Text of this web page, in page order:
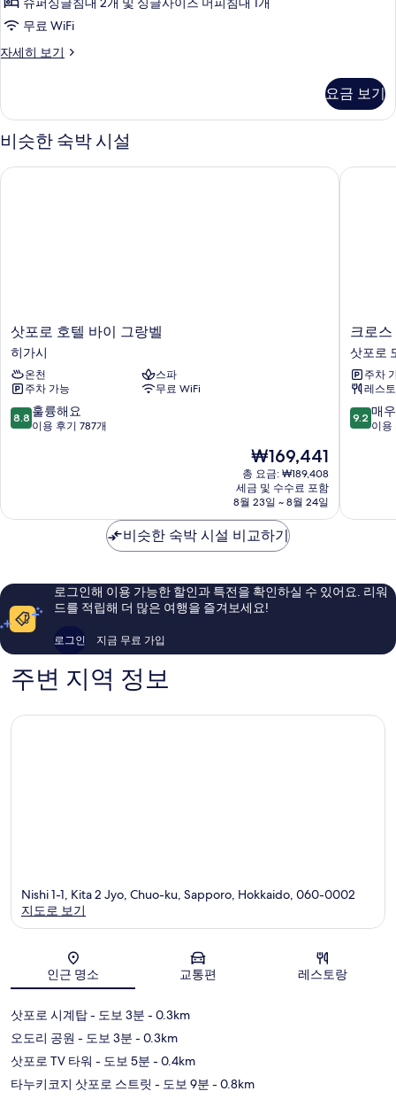
진
모
두
기
(22nd
Premium
Floor)
보
연
(South
Building
3pax,No
View)
진
무료 WiFi
자세히 보기
트
금
(South
2-
요금 보기
비슷한 숙박 시설
삿
포
로
호
텔
바
이
시
삿포로 호텔 바이 그랑벨
히가시
온천
스파
주차 가능
무료 WiFi
10
점
훌
이
후
기
8.8 훌륭해요
이용 후기 787개
현
재
요
금
₩169,441
₩169,441
총 요금: ₩189,408
세금 및 수수료 포함
8월 23일 ~ 8월 24일
삿포로 호텔 바이 그랑벨
크
로
스
호
텔
삿
포
심
크로
삿포로
주차
레스
10
점
매
해
요,
9.2 매
이용
크로스
비슷한 숙박 시설 비교하기
로그인해 이용 가능한 할인과 특전을 확인하실 수 있어요. 리워
드를 적립해 더 많은 여행을 즐겨보세요!
로그인 지금 무료 가입
주변 지역 정보
지도
Nishi 1-1, Kita 2 Jyo, Chuo-ku, Sapporo, Hokkaido, 060-0002
지도로 보기
인근 명소 교통편 레스토랑
삿포로 시계탑- 도보 3분 - 0.3km
오도리 공원 - 도보 3분 - 0.3km
삿포로 TV 타워 - 도보 5분 - 0.4km
타누키코지 삿포로 스트릿 - 도보 9분 - 0.8km